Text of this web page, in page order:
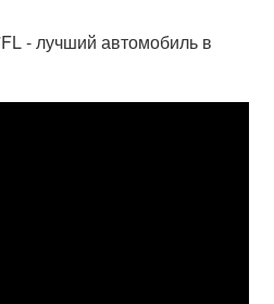
- лучший автомобиль в